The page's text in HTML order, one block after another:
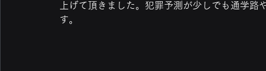
上げて頂きました。犯罪予測が少しでも通学
す。